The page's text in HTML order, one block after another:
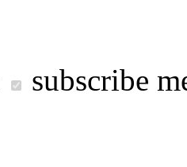
subscribe